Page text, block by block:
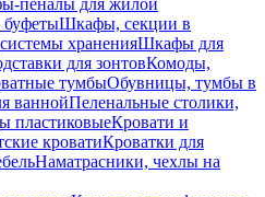
пеналы для жилой
Шкафы, секции в
храненияШкафы для
для зонтовКомоды,
тумбыОбувницы, тумбы в
ваннойПеленальные столики,
пластиковыеКровати и
кроватиКроватки для
Наматрасники, чехлы на